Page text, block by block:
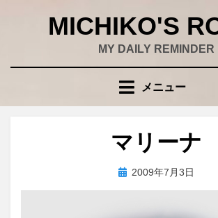
MICHIKO'S
MY DAILY REMINDER
メニュー
マリーナ
投稿者wad
投 2009年7月3日